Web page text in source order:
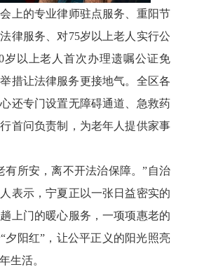
的专业律师驻点服务、重阳节
律服务、对75岁以上老人实行公
岁以上老人首次办理遗嘱公证免
措让法律服务更接地气。全区各
还专门设置无障碍通道、急救药
首问负责制，为老年人提供家事
所安，离不开法治保障。”自治
表示，宁夏正以一张日益密实的
上门的暖心服务，一项项惠老的
夕阳红”，让公平正义的阳光照亮
生活。